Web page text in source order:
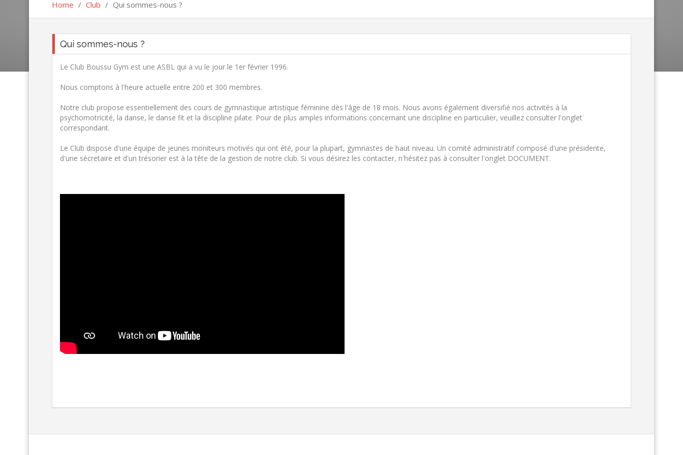
Home / Club / Qui sommes-nous ?
Qui sommes-nous ?
Le Club Boussu Gym est une ASBL qui a vu le jour le 1er février 1996.
Nous comptons à l'heure actuelle entre 200 et 300 membres.
Notre club propose essentiellement des cours de gymnastique artistique féminine dès l'âge de 18 mois. Nous avons également diversifié nos activités à la
psychomotricité, la danse, le danse fit et la discipline pilate. Pour de plus amples informations concernant une discipline en particulier, veuillez consulter l'onglet
correspondant.
Le Club dispose d'une équipe de jeunes moniteurs motivés qui ont été, pour la plupart, gymnastes de haut niveau. Un comité administratif composé d'une présidente,
d'une sécretaire et d'un trésorier est à la tête de la gestion de notre club. Si vous désirez les contacter, n'hésitez pas à consulter l'onglet DOCUMENT.